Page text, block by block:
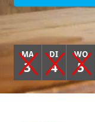
MA
3
DI
4
WO
5